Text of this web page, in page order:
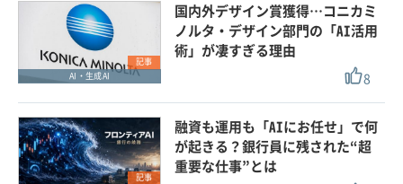
記事
AI・生成AI
国内外デザイン賞獲得…コニカミ
ノルタ・デザイン部門の「AI活用
術」が凄すぎる理由
8
記事
融資も運用も「AIにお任せ」で何
が起きる？銀行員に残された“超
重要な仕事”とは